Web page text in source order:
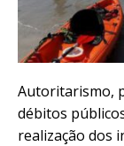
Autoritarismo,
débitos
realização dos